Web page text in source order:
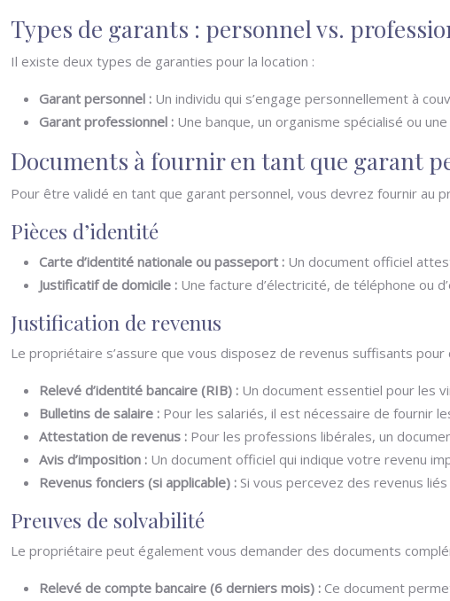
Types de garants : personnel vs.
Il existe deux types de garanties pour la location :
Garant personnel : Un individu qui s’engage personnellement à
Garant professionnel : Une banque, un organisme spécialisé ou
Documents à fournir en tant que garant
Pour être validé en tant que garant personnel, vous devrez fournir au
Pièces d’identité
Carte d’identité nationale ou passeport : Un document officiel
Justificatif de domicile : Une facture d’électricité, de téléphone ou
Justification de revenus
Le propriétaire s’assure que vous disposez de revenus suffisants
Relevé d’identité bancaire (RIB) : Un document essentiel pour les
Bulletins de salaire : Pour les salariés, il est nécessaire de fournir
Attestation de revenus : Pour les professions libérales, un
Avis d’imposition : Un document officiel qui indique votre revenu
Revenus fonciers (si applicable) : Si vous percevez des revenus
Preuves de solvabilité
Le propriétaire peut également vous demander des documents
Relevé de compte bancaire (6 derniers mois) : Ce document